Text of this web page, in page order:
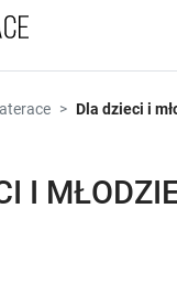
Dla dzieci i
I